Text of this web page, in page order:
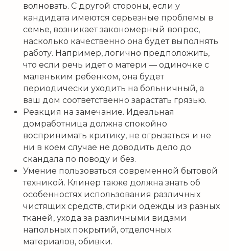
волновать. С другой стороны, если у
кандидата имеются серьезные проблемы в
семье, возникает закономерный вопрос,
насколько качественно она будет выполнять
работу. Например, логично предположить,
что если речь идет о матери — одиночке с
маленьким ребенком, она будет
периодически уходить на больничный, а
ваш дом соответственно зарастать грязью.
Реакция на замечание. Идеальная
домработница должна спокойно
воспринимать критику, не огрызаться и не
ни в коем случае не доводить дело до
скандала по поводу и без.
Умение пользоваться современной бытовой
техникой. Клинер также должна знать об
особенностях использования различных
чистящих средств, стирки одежды из разных
тканей, ухода за различными видами
напольных покрытий, отделочных
материалов, обивки.